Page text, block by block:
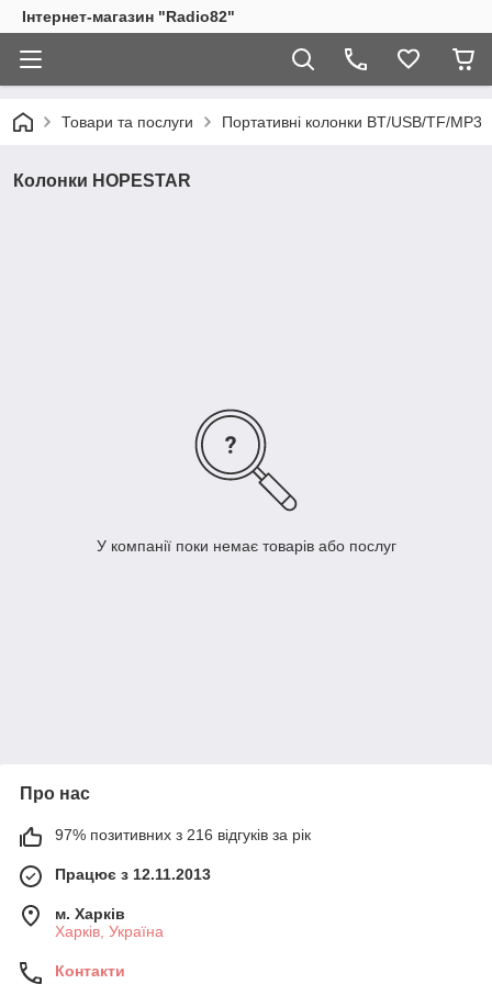
Інтернет-магазин "Radio82"
Товари та послуги Портативні колонки BT/USB/TF/MP3
Колонки HOPESTAR
У компанії поки немає товарів або послуг
Про нас
97% позитивних з 216 відгуків за рік
Працює з 12.11.2013
м. Харків
Харків, Україна
Контакти